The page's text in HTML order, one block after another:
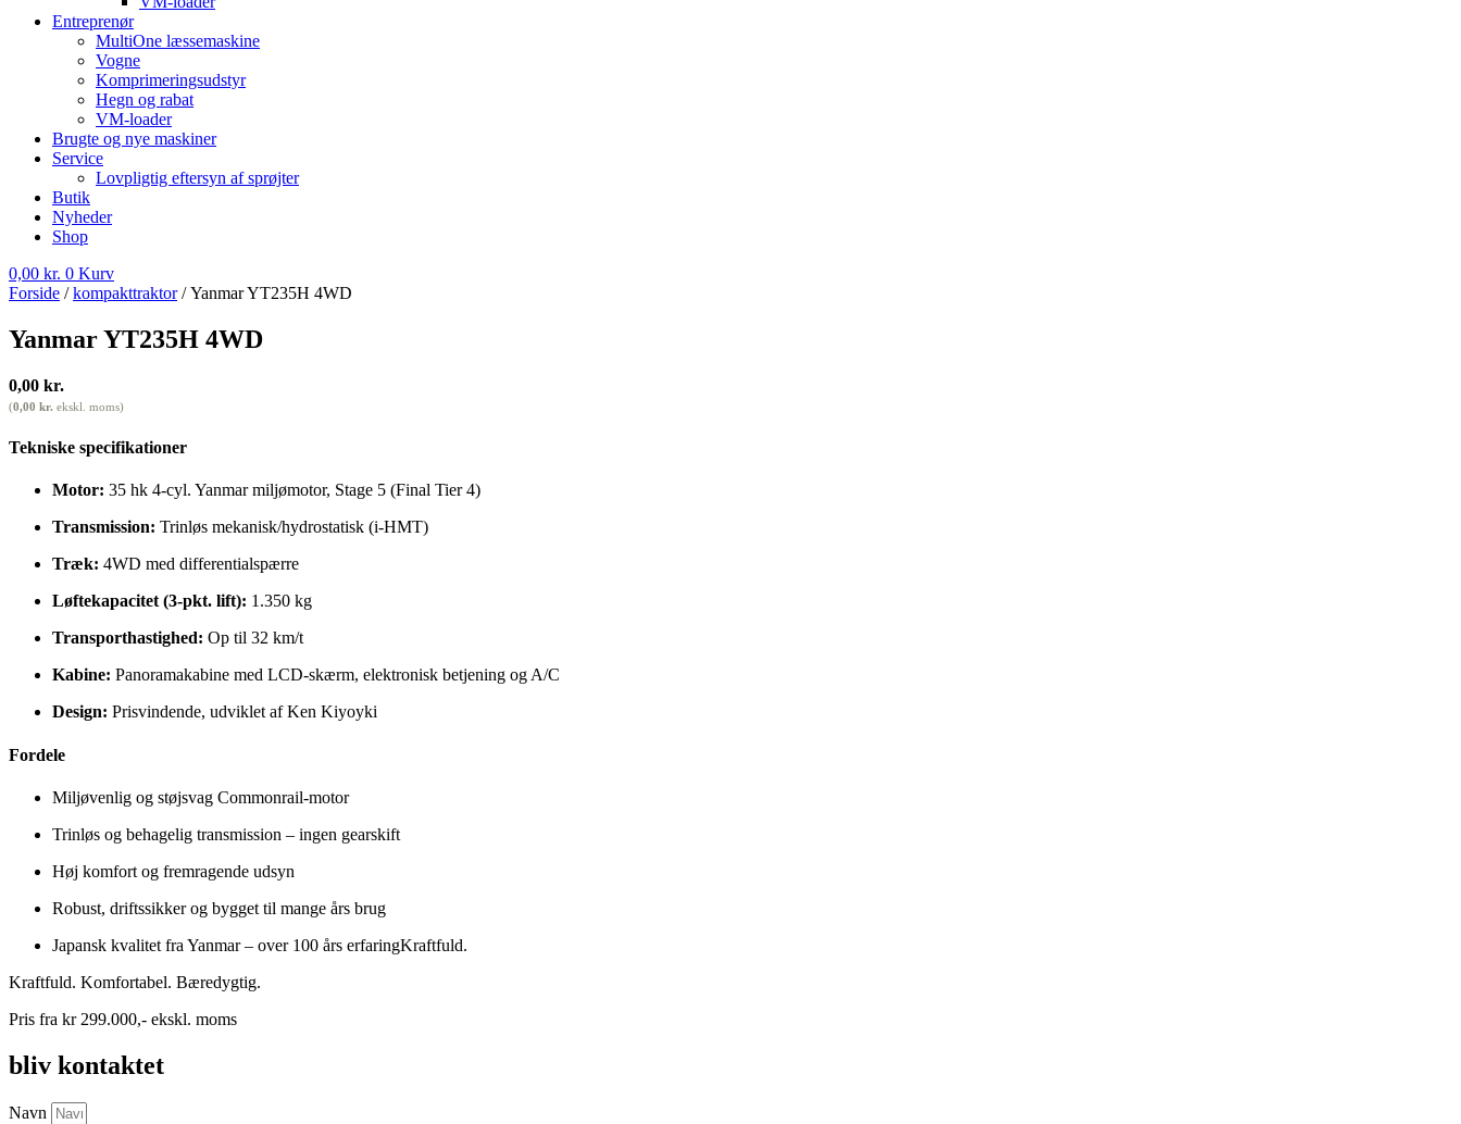
Entreprenør
MultiOne læssemaskine
Vogne
Komprimeringsudstyr
Hegn og rabat
VM-loader
Brugte og nye maskiner
Service
Lovpligtig eftersyn af sprøjter
Butik
Nyheder
Shop
0,00 kr. 0 Kurv
Forside /kompakttraktor/ Yanmar YT235H 4WD
Yanmar YT235H 4WD
0,00 kr.
(0,00 kr. ekskl. moms)
Tekniske specifikationer
Motor: 35 hk 4-cyl. Yanmar miljømotor, Stage 5 (Final Tier 4)
Transmission: Trinløs mekanisk/hydrostatisk (i-HMT)
Træk: 4WD med differentialspærre
Løftekapacitet (3-pkt. lift): 1.350 kg
Transporthastighed: Op til 32 km/t
Kabine: Panoramakabine med LCD-skærm, elektronisk betjening og A/C
Design: Prisvindende, udviklet af Ken Kiyoyki
Fordele
Miljøvenlig og støjsvag Commonrail-motor
Trinløs og behagelig transmission – ingen gearskift
Høj komfort og fremragende udsyn
Robust, driftssikker og bygget til mange års brug
Japansk kvalitet fra Yanmar – over 100 års erfaringKraftfuld.
Kraftfuld. Komfortabel. Bæredygtig.
Pris fra kr 299.000,- ekskl. moms
bliv kontaktet
Navn